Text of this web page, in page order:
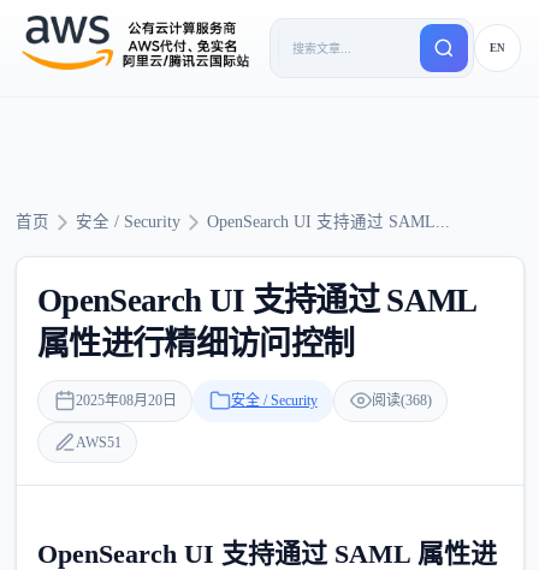
EN
首页 安全 / Security OpenSearch UI 支持通过 SAML...
OpenSearch UI 支持通过 SAML
属性进行精细访问控制
2025年08月20日 安全 / Security 阅读(368)
AWS51
OpenSearch UI 支持通过 SAML 属性进